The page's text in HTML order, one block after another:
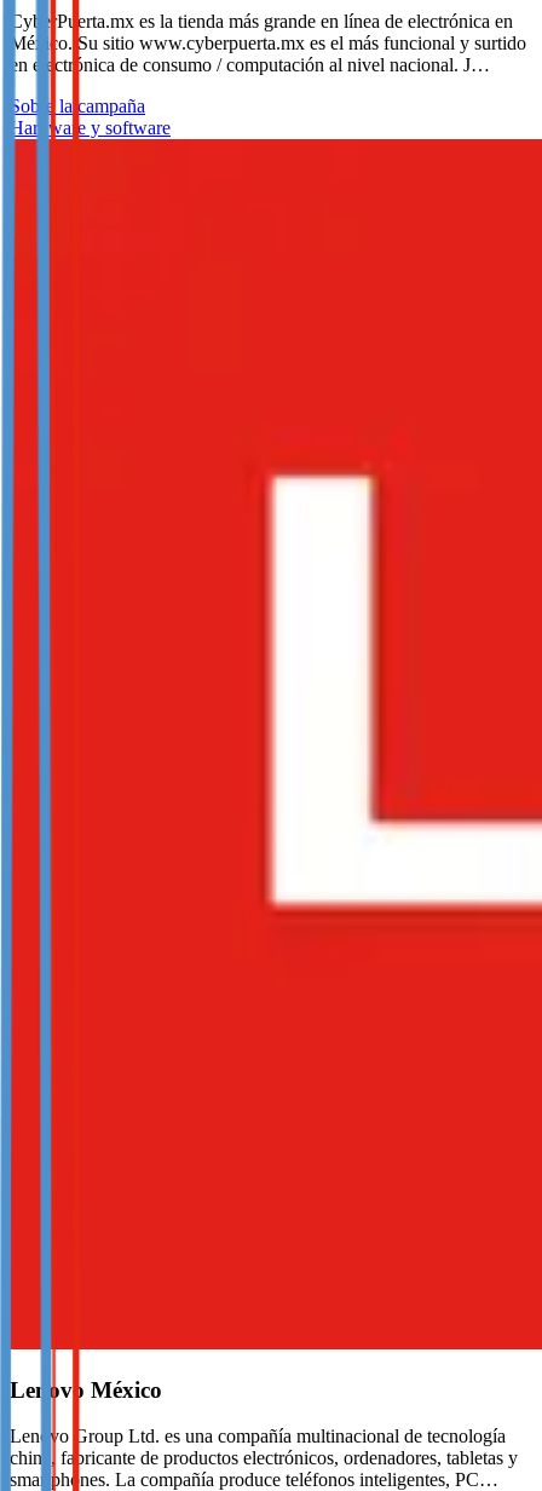
CyberPuerta.mx es la tienda más grande en línea de electrónica en
México. Su sitio www.cyberpuerta.mx es el más funcional y surtido
en electrónica de consumo / computación al nivel nacional. J…
Sobre la campaña
Hardware y software
Lenovo México
Lenovo Group Ltd. es una compañía multinacional de tecnología
china, fabricante de productos electrónicos, ordenadores, tabletas y
smartphones. La compañía produce teléfonos inteligentes, PC…